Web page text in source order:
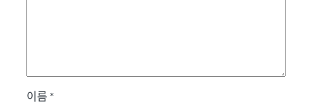
이름 *